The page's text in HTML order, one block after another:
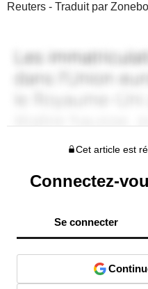
Reuters - Traduit par
Cet article est
Connectez-
Se connecter